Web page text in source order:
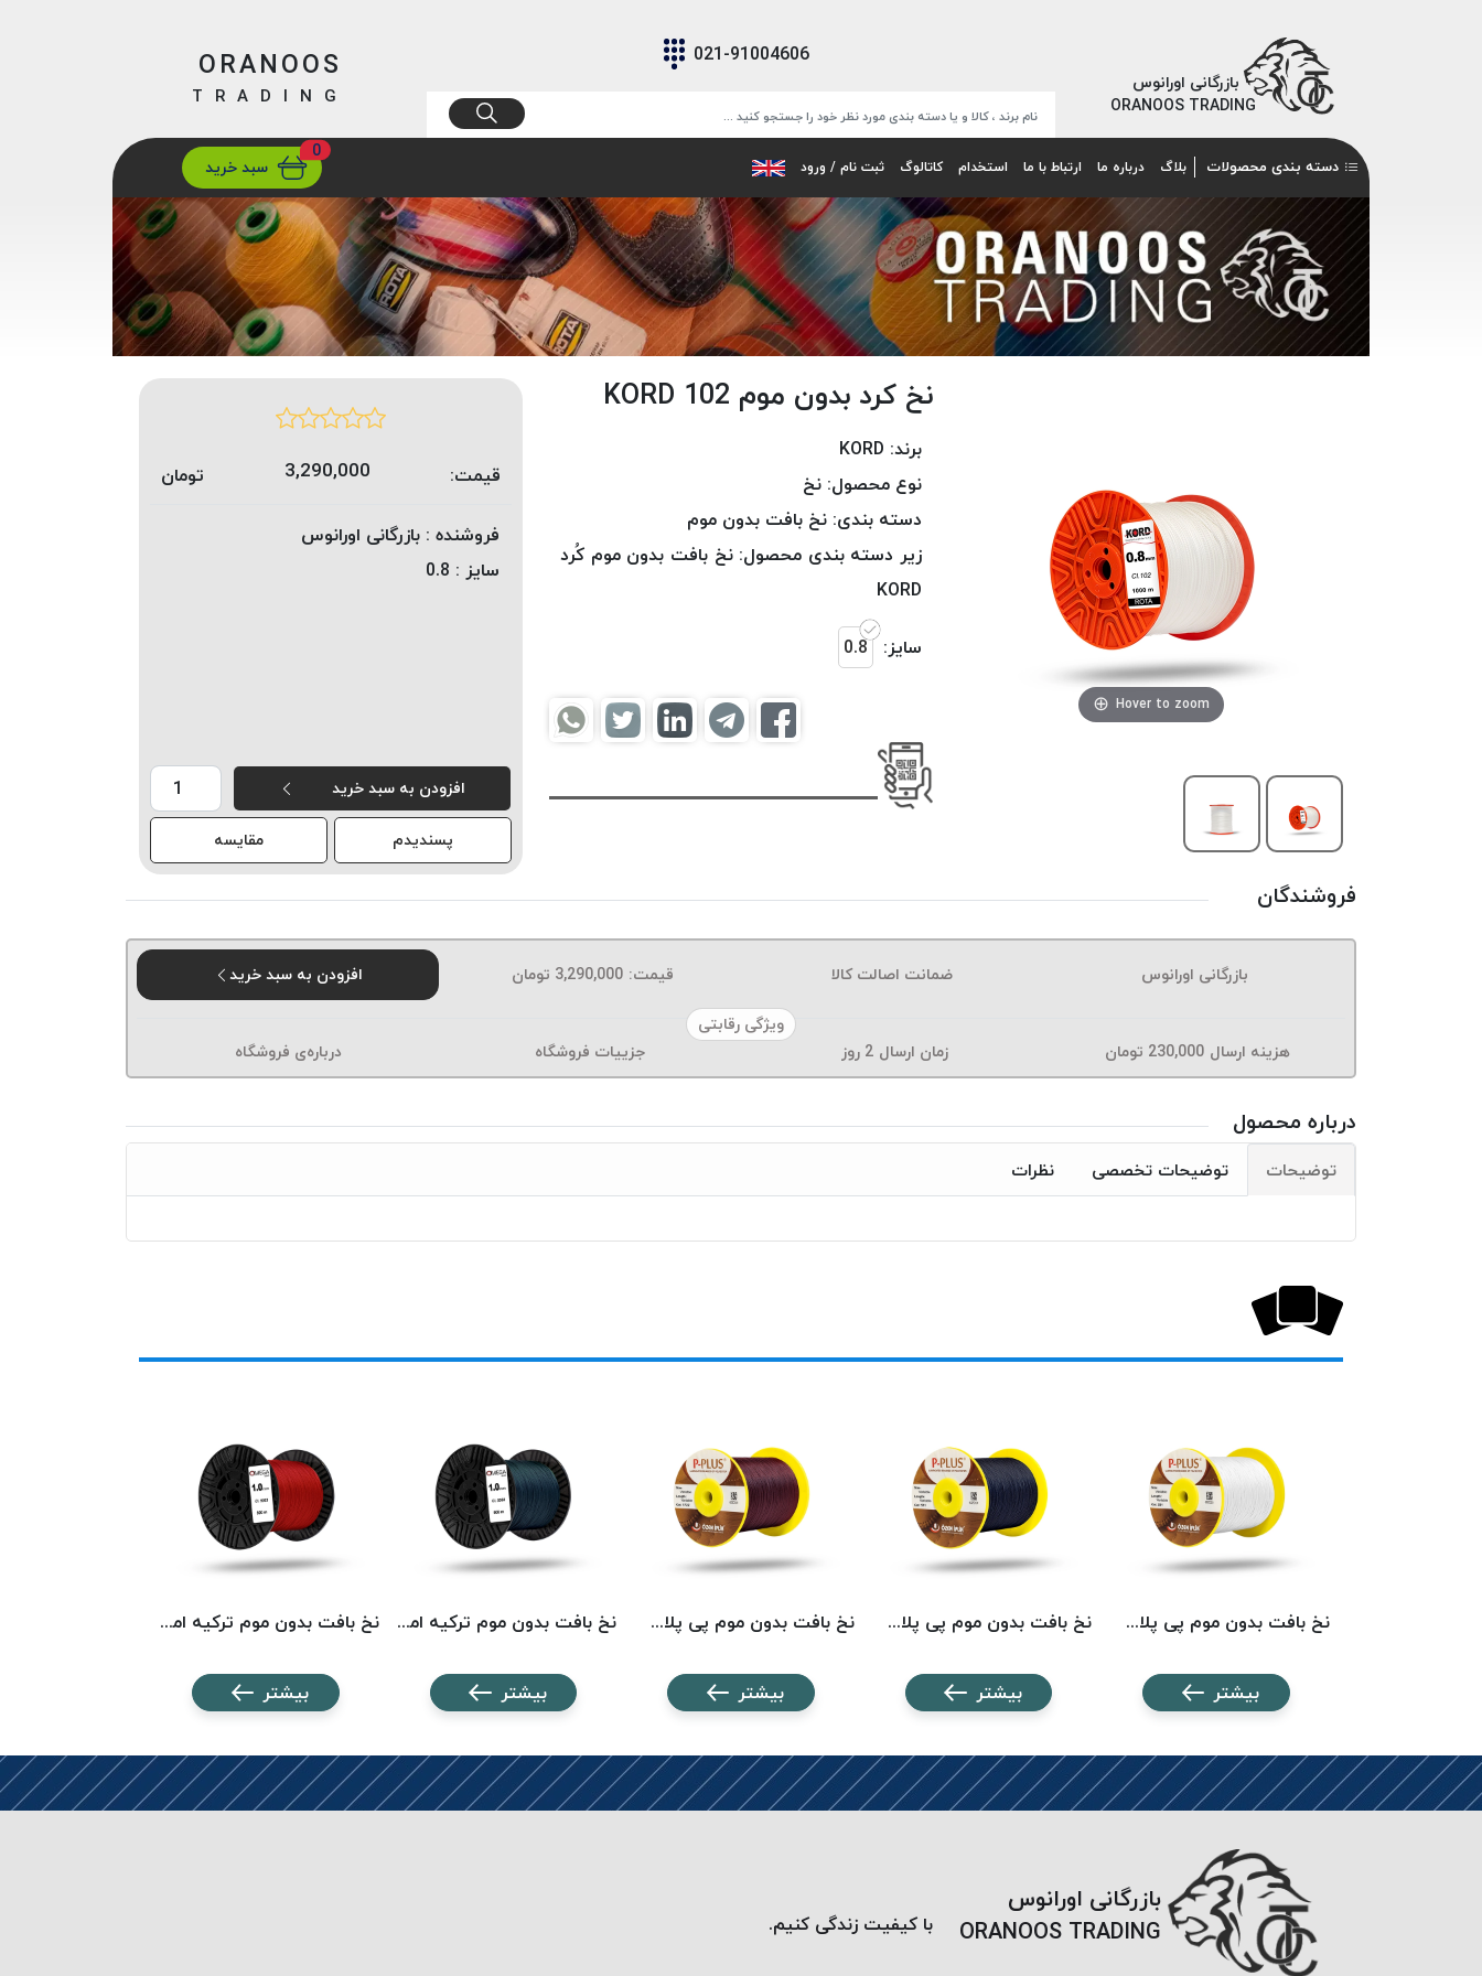
بازرگانی اورانوس
ORANOOS TRADING
021-91004606
ارسالتهران/ تهران
ORANOOS
TRADING
دسته بندی محصولات بلاگ درباره ما ارتباط با ما استخدام کاتالوگ ثبت نام / ورود
0
سبد خرید
Hover to zoom
نخ کرد بدون موم 102 KORD
برند: KORD
نوع محصول: نخ
دسته بندی: نخ بافت بدون موم
زیر دسته بندی محصول: نخ بافت بدون موم کُرد
KORD
سایز: 0.8
قیمت: 3,290,000
تومان
فروشنده : بازرگانی اورانوس
سایز : 0.8
افزودن به سبد خرید
پسندیدم
مقایسه
فروشندگان
بازرگانی اورانوس ضمانت اصالت کالا قیمت: 3,290,000 تومان
افزودن به سبد خرید
ویژگی رقابتی
هزینه ارسال 230,000 تومان زمان ارسال 2 روز جزییات فروشگاه درباره‌ی فروشگاه
درباره محصول
توضیحات توضیحات تخصصی نظرات
نخ بافت بدون موم پی پلاس کد 201 PPLUS
بیشتر
نخ بافت بدون موم پی پلاس کد 511 PPLUS
بیشتر
نخ بافت بدون موم پی پلاس کد 1722 PPLUS
بیشتر
نخ بافت بدون موم ترکیه امگا کد 5568 OMEGA
بیشتر
نخ بافت بدون موم ترکیه امگا کد 5023 OMEGA
بیشتر
بازرگانی اورانوس
ORANOOS TRADING
با کیفیت زندگی کنیم.